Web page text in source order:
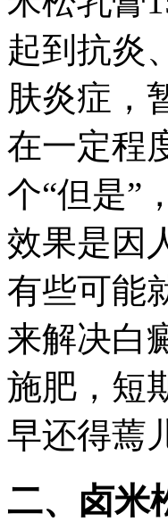
起到抗炎
肤炎症，
在一定程
个“但是”
效果是因
有些可能
来解决白
施肥，短
早还得蔫
二、卤米